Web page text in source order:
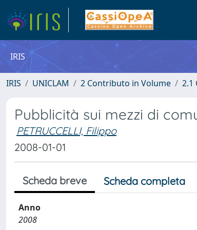
IRIS
IRIS UNICLAM 2 Contributo in Volume 2.1
Pubblicità sui mezzi di
PETRUCCELLI, Filippo
2008-01-01
Scheda breve Scheda completa
Anno
2008